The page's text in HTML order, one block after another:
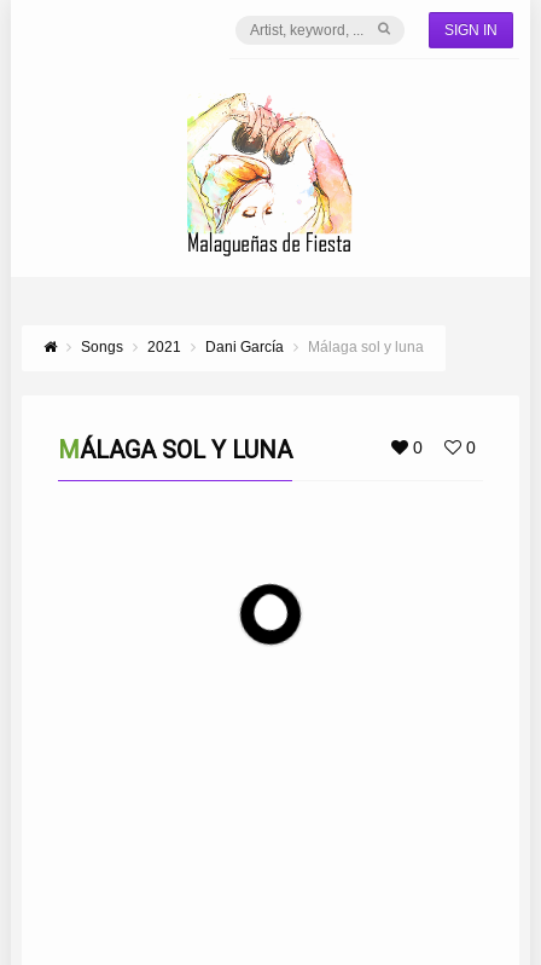
SIGN IN
Songs 2021 Dani García Málaga sol y luna
0 0
MÁLAGA SOL Y LUNA